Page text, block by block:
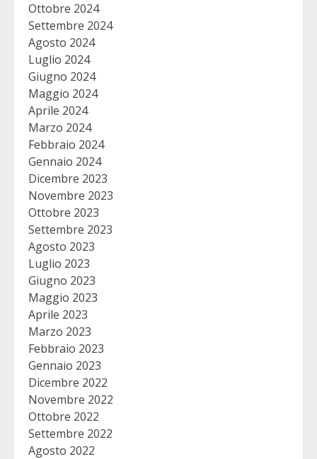
Ottobre 2024
Settembre 2024
Agosto 2024
Luglio 2024
Giugno 2024
Maggio 2024
Aprile 2024
Marzo 2024
Febbraio 2024
Gennaio 2024
Dicembre 2023
Novembre 2023
Ottobre 2023
Settembre 2023
Agosto 2023
Luglio 2023
Giugno 2023
Maggio 2023
Aprile 2023
Marzo 2023
Febbraio 2023
Gennaio 2023
Dicembre 2022
Novembre 2022
Ottobre 2022
Settembre 2022
Agosto 2022